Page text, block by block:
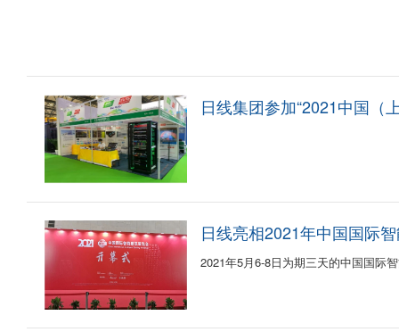
日线集团参加“2021中国（
日线亮相2021年中国国际
2021年5月6-8日为期三天的中国国际